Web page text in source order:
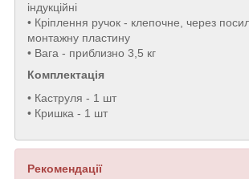
індукційні
• Кріплення ручок - клепочне, через
монтажну пластину
• Вага - приблизно 3,5 кг
Комплектація
• Каструля - 1 шт
• Кришка - 1 шт
Рекомендації